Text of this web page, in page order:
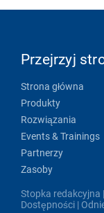
Przejrzyj
Strona główna
Produkty
Rozwiązania
Events & Trainings
Partnerzy
Zasoby
Stopka redakcyjna |
Dostępności |